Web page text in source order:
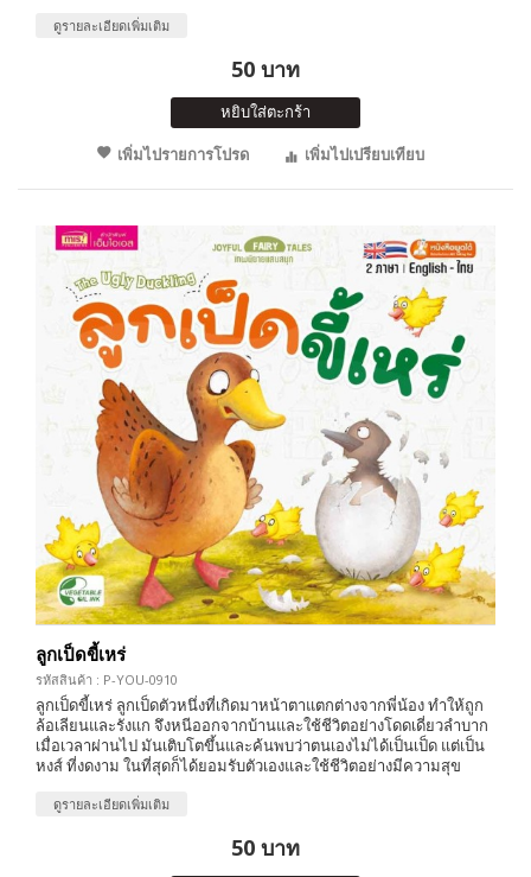
ดูรายละเอียดเพิ่มเติม
50 บาท
หยิบใส่ตะกร้า
เพิ่มไปรายการโปรด
เพิ่มไปเปรียบเทียบ
ลูกเป็ดขี้เหร่
รหัสสินค้า : P-YOU-0910
ลูกเป็ดขี้เหร่ ลูกเป็ดตัวหนึ่งที่เกิดมาหน้าตาแตกต่างจากพี่น้อง ทำให้ถูก
ล้อเลียนและรังแก จึงหนีออกจากบ้านและใช้ชีวิตอย่างโดดเดี่ยวลำบาก
เมื่อเวลาผ่านไป มันเติบโตขึ้นและค้นพบว่าตนเองไม่ได้เป็นเป็ด แต่เป็น
หงส์ ที่งดงาม ในที่สุดก็ได้ยอมรับตัวเองและใช้ชีวิตอย่างมีความสุข
ดูรายละเอียดเพิ่มเติม
50 บาท